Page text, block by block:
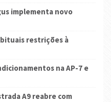
implementa novo
restrições à
na AP-7 e
A9 reabre com